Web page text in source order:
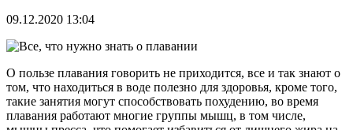
09.12.2020 13:04
О пользе плавания говорить не приходится, все и так знают о
том, что находиться в воде полезно для здоровья, кроме того,
такие занятия могут способствовать похудению, во время
плавания работают многие группы мышц, в том числе,